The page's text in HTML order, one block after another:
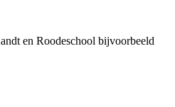
en Roodeschool bijvoorbeeld